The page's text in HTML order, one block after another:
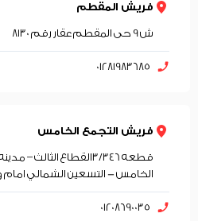
فريش المقطم
ش 9 حى المقطم عقار رقم 8130
01281983685
فريش التجمع الخامس
قطعه 3/346القطاع الثالث
الخامس - التسعين الشمالي امام
01208690035